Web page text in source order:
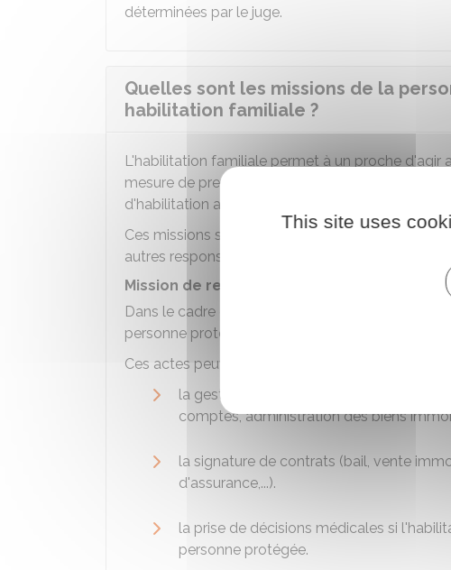
déterminées par le juge.
Quelles sont les missions de la
habilitation familiale ?
L'habilitation familiale permet à un proche d'agir
mesure de prendre ces décisions seule, avec
d'habilitation accordée par le juge.
Ces missions se répartissent en 3 catégories
autres responsabilités.
Mission de représentation
Dans le cadre d'une habilitation de
personne protégée pour accomplir des actes en
Ces actes peuvent inclure :
la gestion des finances et du patrimoine
comptes, administration des biens
la signature de contrats (bail, vente
d'assurance,...).
la prise de décisions médicales si
personne protégée.
This site uses